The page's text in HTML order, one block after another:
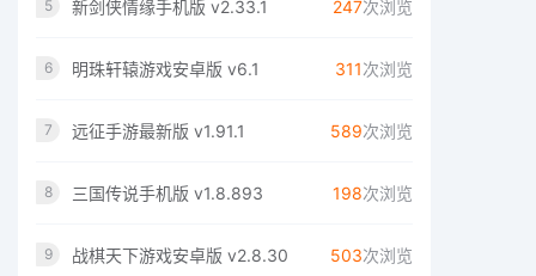
5 新剑侠情缘手机版 v2.33.1 247次浏览
6 明珠轩辕游戏安卓版 v6.1 311次浏览
7 远征手游最新版 v1.91.1 589次浏览
8 三国传说手机版 v1.8.893 198次浏览
9 战棋天下游戏安卓版 v2.8.30 503次浏览